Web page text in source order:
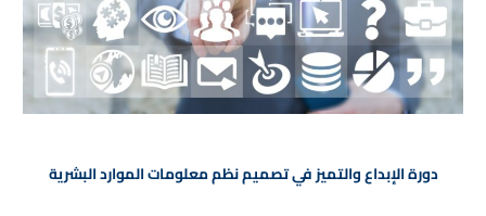
دورة الإبداع والتميز في تصميم نظم معلومات الموارد البشرية